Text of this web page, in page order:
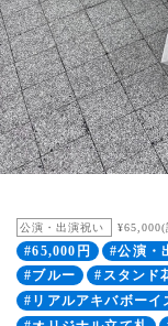
公演・出演祝い ¥65,000(
#65,000円 #公演・
#ブルー
#スタンド
#リアルアキバボーイ